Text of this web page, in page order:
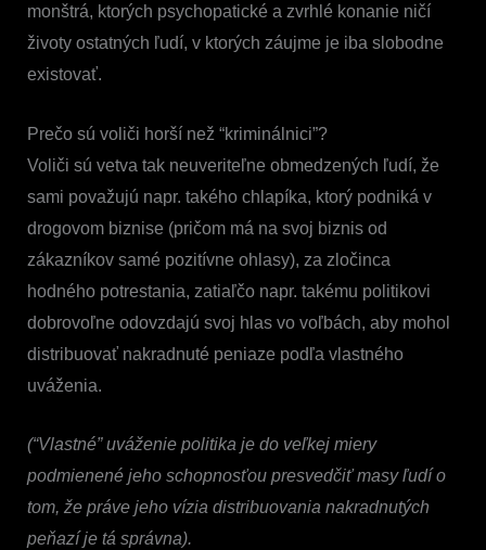
monštrá, ktorých psychopatické a zvrhlé konanie ničí
životy ostatných ľudí, v ktorých záujme je iba slobodne
existovať.
Prečo sú voliči horší než “kriminálnici”?
Voliči sú vetva tak neuveriteľne obmedzených ľudí, že
sami považujú napr. takého chlapíka, ktorý podniká v
drogovom biznise (pričom má na svoj biznis od
zákazníkov samé pozitívne ohlasy), za zločinca
hodného potrestania, zatiaľčo napr. takému politikovi
dobrovoľne odovzdajú svoj hlas vo voľbách, aby mohol
distribuovať nakradnuté peniaze podľa vlastného
uváženia.
(“Vlastné” uváženie politika je do veľkej miery
podmienené jeho schopnosťou presvedčiť masy ľudí o
tom, že práve jeho vízia distribuovania nakradnutých
peňazí je tá správna).